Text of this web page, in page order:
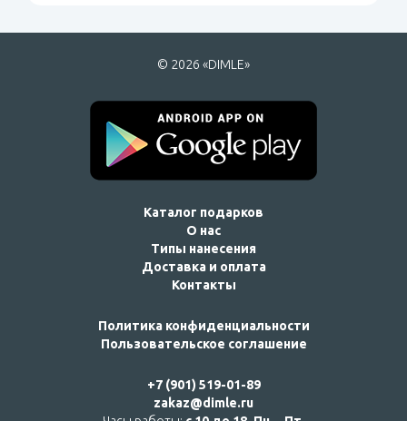
© 2026 «DIMLE»
Каталог подарков
О нас
Типы нанесения
Доставка и оплата
Контакты
Политика конфиденциальности
Пользовательское соглашение
+7 (901) 519-01-89
zakaz@dimle.ru